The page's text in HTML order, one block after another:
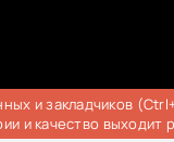
и закладчиков
и качество выходит